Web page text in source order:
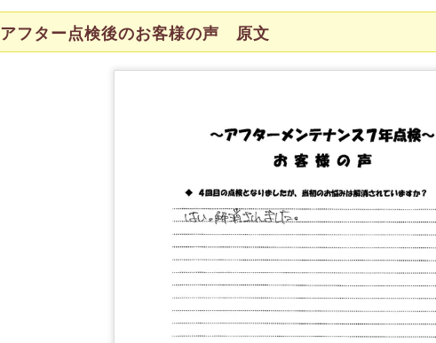
アフター点検後のお客様の声 原文